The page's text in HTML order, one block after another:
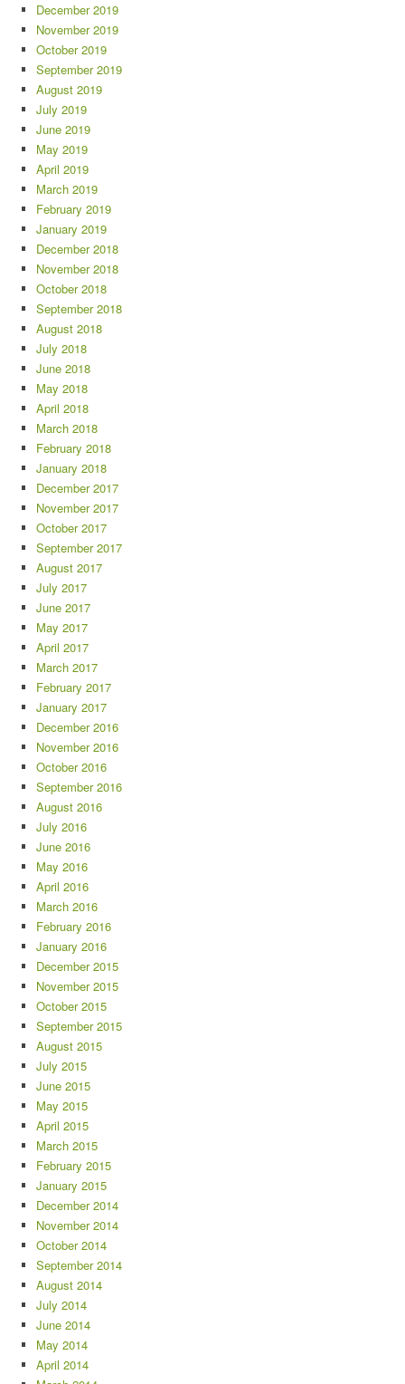
December 2019
November 2019
October 2019
September 2019
August 2019
July 2019
June 2019
May 2019
April 2019
March 2019
February 2019
January 2019
December 2018
November 2018
October 2018
September 2018
August 2018
July 2018
June 2018
May 2018
April 2018
March 2018
February 2018
January 2018
December 2017
November 2017
October 2017
September 2017
August 2017
July 2017
June 2017
May 2017
April 2017
March 2017
February 2017
January 2017
December 2016
November 2016
October 2016
September 2016
August 2016
July 2016
June 2016
May 2016
April 2016
March 2016
February 2016
January 2016
December 2015
November 2015
October 2015
September 2015
August 2015
July 2015
June 2015
May 2015
April 2015
March 2015
February 2015
January 2015
December 2014
November 2014
October 2014
September 2014
August 2014
July 2014
June 2014
May 2014
April 2014